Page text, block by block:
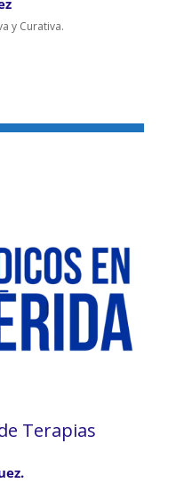
y Curativa.
Terapias